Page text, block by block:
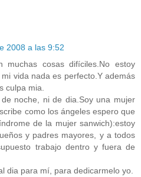
2008 a las 9:52
cosas difíciles.No estoy
vida nada es perfecto.Y además
culpa mia.
noche, ni de dia.Soy una mujer
como los ángeles espero que
de la mujer sanwich):estoy
y padres mayores, y a todos
trabajo dentro y fuera de
dia para mí, para dedicarmelo yo.